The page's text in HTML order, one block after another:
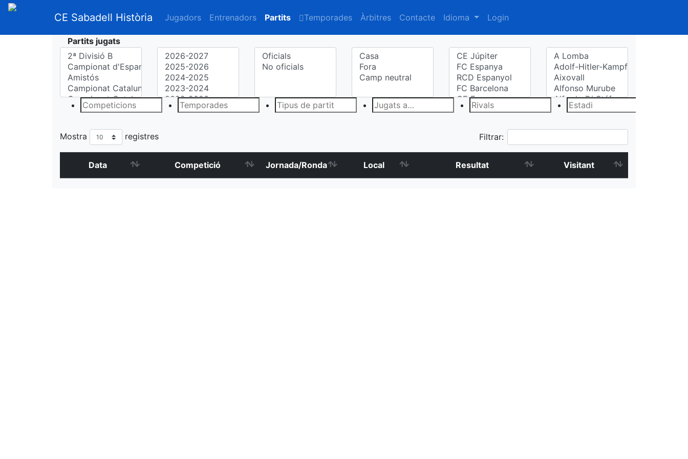
CE Sabadell Història Jugadors Entrenadors Partits Temporades Àrbitres Contacte Idioma Login
Partits jugats
Mostra registres Filtrar:
Data Competició Jornada/Ronda Local Resultat Visitant